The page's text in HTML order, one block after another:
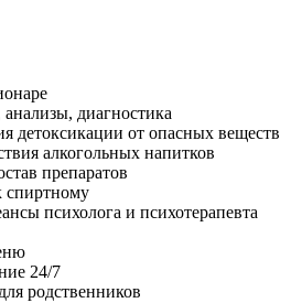
диагностика
детоксикации от опасных веществ
алкогольных напитков
препаратов
спиртному
психолога и психотерапевта
24/7
родственников